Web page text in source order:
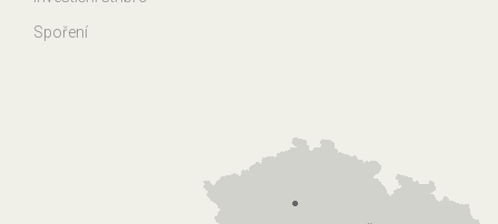
Spoření